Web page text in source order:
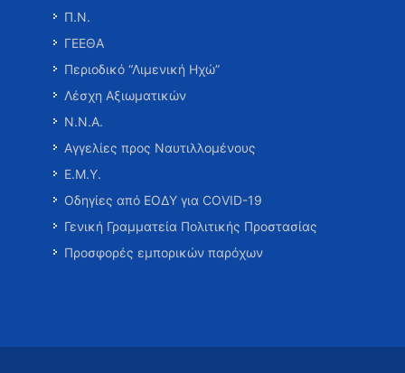
Π.Ν.
ΓΕΕΘΑ
Περιοδικό “Λιμενική Ηχώ”
Λέσχη Αξιωματικών
Ν.Ν.Α.
Αγγελίες προς Ναυτιλλομένους
Ε.Μ.Υ.
Οδηγίες από ΕΟΔΥ για COVID-19
Γενική Γραμματεία Πολιτικής Προστασίας
Προσφορές εμπορικών παρόχων